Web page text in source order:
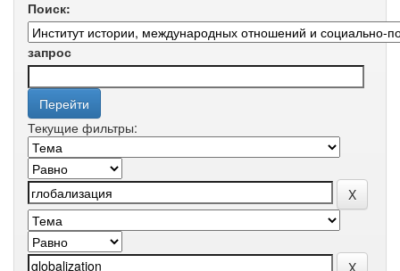
Поиск:
запрос
Текущие фильтры: